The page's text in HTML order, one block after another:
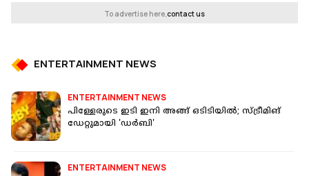
To advertise here,contact us
ENTERTAINMENT NEWS
ENTERTAINMENT NEWS
പിള്ളേരുടെ ഇടി ഇനി അങ്ങ് ഒടിടിയിൽ; സ്ട്രീമിങ്
ഡേറ്റുമായി 'ഡർബി'
ENTERTAINMENT NEWS